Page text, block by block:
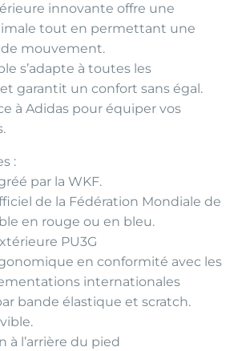
innovante offre une
tout en permettant une
mouvement.
s’adapte à toutes les
garantit un confort sans égal.
à Adidas pour équiper vos
:
par la WKF.
de la Fédération Mondiale de
en rouge ou en bleu.
PU3G
en conformité avec les
internationales
bande élastique et scratch.
l’arrière du pied